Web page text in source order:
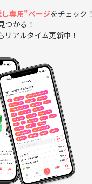
専用"ページをチェック！
つかる！
リアルタイム更新中！